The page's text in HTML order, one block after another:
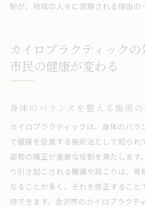
制が、地域の人々に信頼される理由の
カイロプラクティック
市民の健康が変わる
身体のバランスを整える施術
カイロプラクティックは、身体のバラ
で健康を促進する施術法として知られ
姿勢の矯正が重要な役割を果たします
り引き起こされる腰痛や肩こりは、骨
なることが多く、それを修正すること
待できます。金沢市のカイロプラクテ